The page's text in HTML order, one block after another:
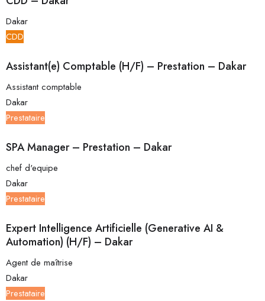
Dakar
CDD
Assistant(e) Comptable (H/F) – Prestation – Dakar
Assistant comptable
Dakar
Prestataire
SPA Manager – Prestation – Dakar
chef d'equipe
Dakar
Prestataire
Expert Intelligence Artificielle (Generative AI &
Automation) (H/F) – Dakar
Agent de maîtrise
Dakar
Prestataire